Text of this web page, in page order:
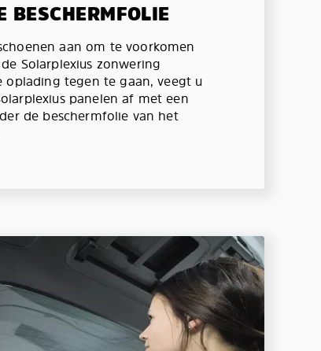
aan om te voorkomen
Solarplexius zonwering
oplading tegen te gaan, veegt u
panelen af met een
de beschermfolie van het